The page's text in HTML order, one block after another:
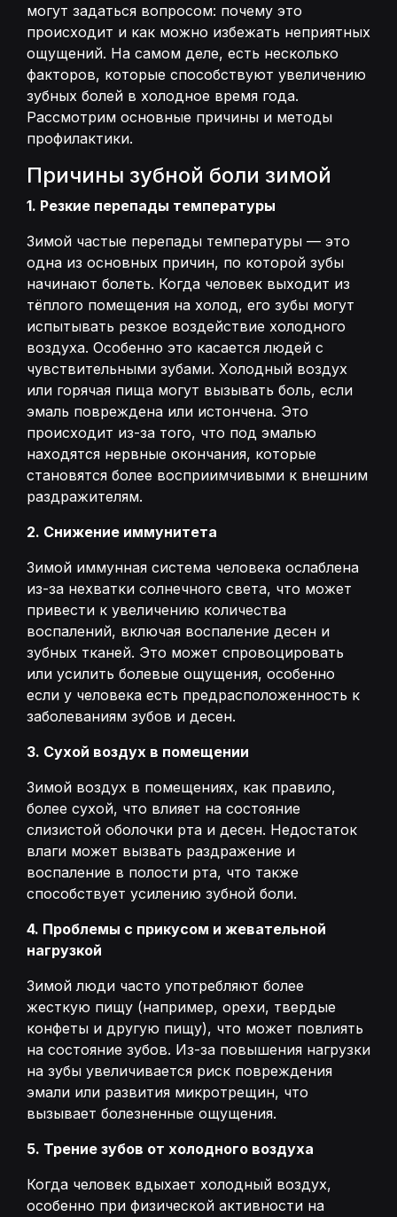
могут задаться вопросом: почему это
происходит и как можно избежать неприятных
ощущений. На самом деле, есть несколько
факторов, которые способствуют увеличению
зубных болей в холодное время года.
Рассмотрим основные причины и методы
профилактики.
Причины зубной боли зимой
1. Резкие перепады температуры
Зимой частые перепады температуры — это
одна из основных причин, по которой зубы
начинают болеть. Когда человек выходит из
тёплого помещения на холод, его зубы могут
испытывать резкое воздействие холодного
воздуха. Особенно это касается людей с
чувствительными зубами. Холодный воздух
или горячая пища могут вызывать боль, если
эмаль повреждена или истончена. Это
происходит из-за того, что под эмалью
находятся нервные окончания, которые
становятся более восприимчивыми к внешним
раздражителям.
2. Снижение иммунитета
Зимой иммунная система человека ослаблена
из-за нехватки солнечного света, что может
привести к увеличению количества
воспалений, включая воспаление десен и
зубных тканей. Это может спровоцировать
или усилить болевые ощущения, особенно
если у человека есть предрасположенность к
заболеваниям зубов и десен.
3. Сухой воздух в помещении
Зимой воздух в помещениях, как правило,
более сухой, что влияет на состояние
слизистой оболочки рта и десен. Недостаток
влаги может вызвать раздражение и
воспаление в полости рта, что также
способствует усилению зубной боли.
4. Проблемы с прикусом и жевательной
нагрузкой
Зимой люди часто употребляют более
жесткую пищу (например, орехи, твердые
конфеты и другую пищу), что может повлиять
на состояние зубов. Из-за повышения нагрузки
на зубы увеличивается риск повреждения
эмали или развития микротрещин, что
вызывает болезненные ощущения.
5. Трение зубов от холодного воздуха
Когда человек вдыхает холодный воздух,
особенно при физической активности на